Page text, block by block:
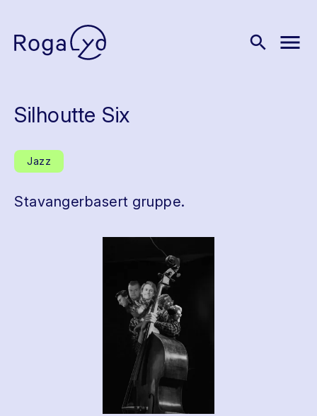
search menu
Silhoutte Six
Jazz
Stavangerbasert gruppe.